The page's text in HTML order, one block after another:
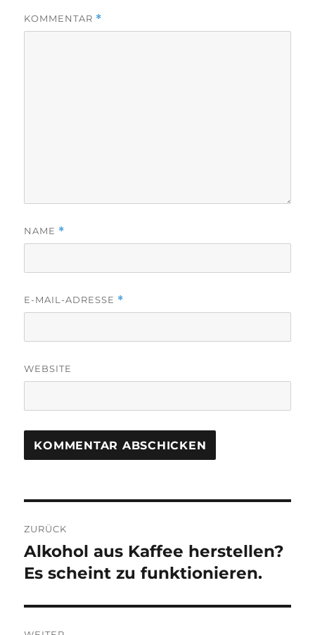
KOMMENTAR *
NAME *
E-MAIL-ADRESSE *
WEBSITE
ZURÜCK
Vorheriger
Beitrag:
Alkohol aus Kaffee herstellen?
Es scheint zu funktionieren.